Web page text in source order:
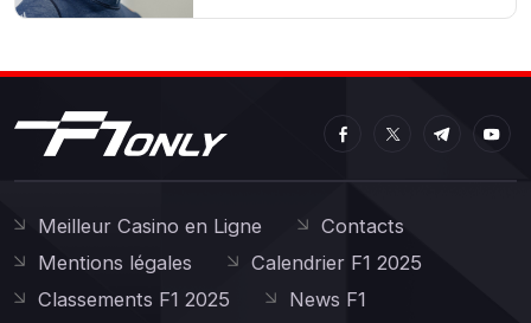
Meilleur Casino en Ligne
Contacts
Mentions légales
Calendrier F1 2025
Classements F1 2025
News F1